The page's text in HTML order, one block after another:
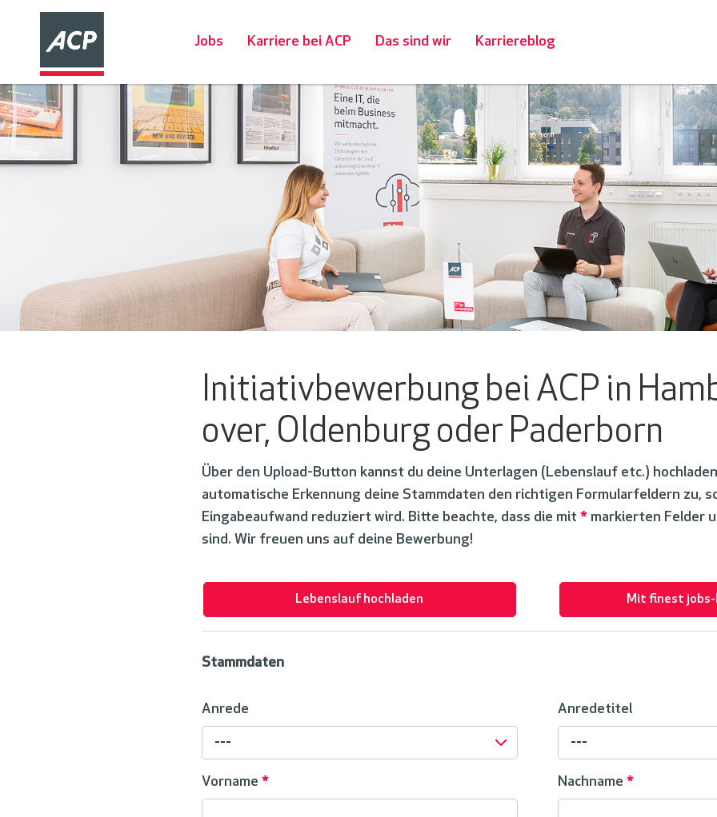
Jobs Karriere bei ACP Das sind wir Karriereblog
Initiativbewerbung bei ACP in
over, Oldenburg oder Paderborn
Über den Upload-Button kannst du deine Unterlagen (Lebenslauf etc.)
automatische Erkennung deine Stammdaten den richtigen Formularfeldern zu,
Eingabeaufwand reduziert wird. Bitte beachte, dass die mit * markierten Felder
sind. Wir freuen uns auf deine Bewerbung!
Lebenslauf hochladen Mit finest
Stammdaten
Anrede
---
Anredetitel
---
Vorname * Nachname*